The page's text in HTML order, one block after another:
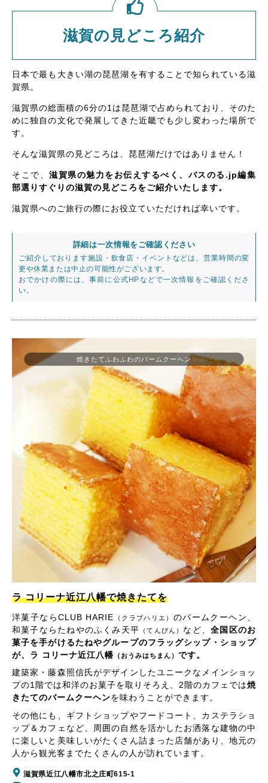
滋賀の見どころ紹介
日本で最も大きい湖の琵琶湖を有することで知られている滋
賀県。
滋賀県の総面積の6分の1は琵琶湖で占められており、そのた
めに独自の文化で発展してきた近畿でも少し変わった場所で
す。
そんな滋賀県の見どころは、琵琶湖だけではありません！
そこで、滋賀県の魅力をお伝えするべく、バスのる.jp編集
部選りすぐりの滋賀の見どころをご紹介いたします。
滋賀県へのご旅行の際にお役立ていただければ幸いです。
詳細は一次情報をご確認ください
ご紹介しております施設・飲食店・イベントなどは、営業時間の変
更や休業または中止の可能性がございます。
おでかけの際には、事前に公式HPなどで一次情報をご確認くださ
い。
焼きたてふわふわのバームクーヘン
ラ コリーナ近江八幡で焼きたてを
洋菓子ならCLUB HARIE （クラブハリエ） のバームクーヘン、
和菓子ならたねやのふくみ天平 （てんびん） など、全国区のお
菓子を手がけるたねやグループのフラッグシップ・ショップ
が、ラ コリーナ近江八幡 （おうみはちまん） です。
建築家・藤森照信氏がデザインしたユニークなメインショッ
プの1階では和洋のお菓子を取りそろえ、2階のカフェでは焼
きたてのバームクーヘンを味わうことができます。
その他にも、ギフトショップやフードコート、カステラショ
ップ＆カフェなど、周囲の自然を活かしたお洒落な建物の中
に楽しいと美味しいがたくさん詰まった店舗があり、地元の
人から観光客までたくさんの人が訪れています。
滋賀県近江八幡市北之庄町615-1